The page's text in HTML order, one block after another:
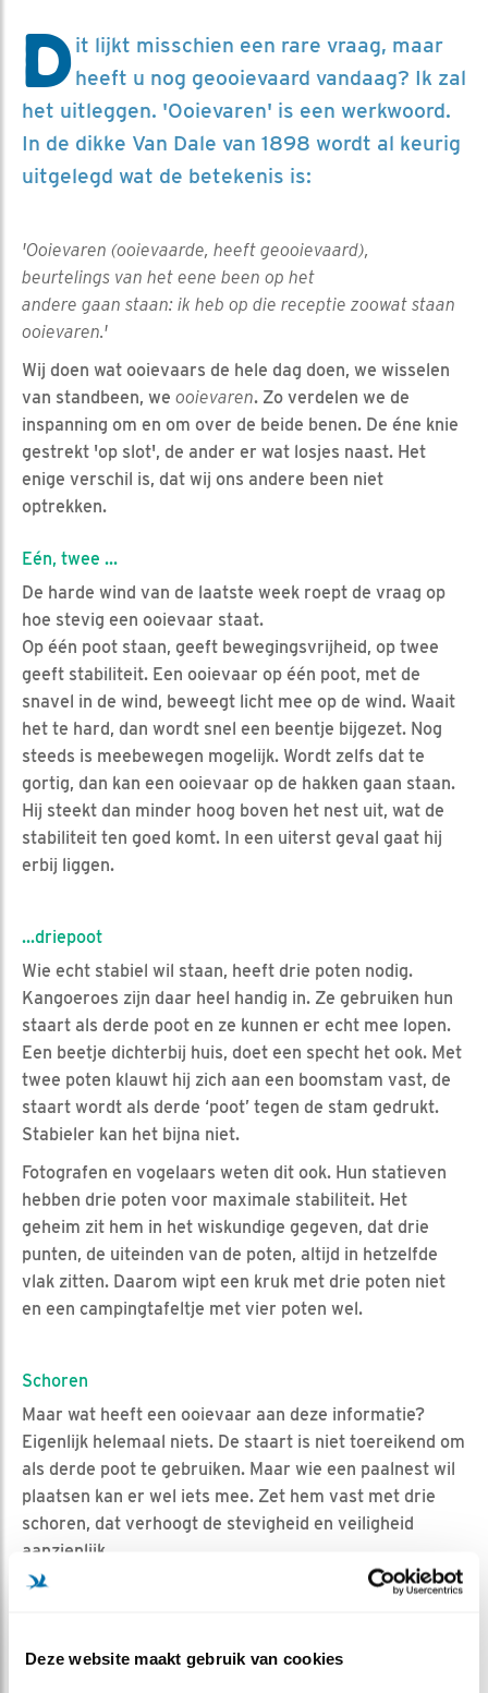
Deze website maakt gebruik van cookies
Dit lijkt misschien een rare vraag, maar
heeft u nog geooievaard vandaag? Ik zal
het uitleggen. 'Ooievaren' is een werkwoord.
In de dikke Van Dale van 1898 wordt al keurig
uitgelegd wat de betekenis is:
'Ooievaren (ooievaarde, heeft geooievaard),
beurtelings van het eene been op het
andere gaan staan: ik heb op die receptie zoowat staan
ooievaren.'
Wij doen wat ooievaars de hele dag doen, we wisselen
van standbeen, we ooievaren. Zo verdelen we de
inspanning om en om over de beide benen. De éne knie
gestrekt 'op slot', de ander er wat losjes naast. Het
enige verschil is, dat wij ons andere been niet
optrekken.
Eén, twee ...
De harde wind van de laatste week roept de vraag op
hoe stevig een ooievaar staat.
Op één poot staan, geeft bewegingsvrijheid, op twee
geeft stabiliteit. Een ooievaar op één poot, met de
snavel in de wind, beweegt licht mee op de wind. Waait
het te hard, dan wordt snel een beentje bijgezet. Nog
steeds is meebewegen mogelijk. Wordt zelfs dat te
gortig, dan kan een ooievaar op de hakken gaan staan.
Hij steekt dan minder hoog boven het nest uit, wat de
stabiliteit ten goed komt. In een uiterst geval gaat hij
erbij liggen.
...driepoot
Wie echt stabiel wil staan, heeft drie poten nodig.
Kangoeroes zijn daar heel handig in. Ze gebruiken hun
staart als derde poot en ze kunnen er echt mee lopen.
Een beetje dichterbij huis, doet een specht het ook. Met
twee poten klauwt hij zich aan een boomstam vast, de
staart wordt als derde ‘poot’ tegen de stam gedrukt.
Stabieler kan het bijna niet.
Fotografen en vogelaars weten dit ook. Hun statieven
hebben drie poten voor maximale stabiliteit. Het
geheim zit hem in het wiskundige gegeven, dat drie
punten, de uiteinden van de poten, altijd in hetzelfde
vlak zitten. Daarom wipt een kruk met drie poten niet
en een campingtafeltje met vier poten wel.
Schoren
Maar wat heeft een ooievaar aan deze informatie?
Eigenlijk helemaal niets. De staart is niet toereikend om
als derde poot te gebruiken. Maar wie een paalnest wil
plaatsen kan er wel iets mee. Zet hem vast met drie
schoren, dat verhoogt de stevigheid en veiligheid
aanzienlijk.
Mijn gedachten dwalen af naar mijn opa. Ik zie hem nog